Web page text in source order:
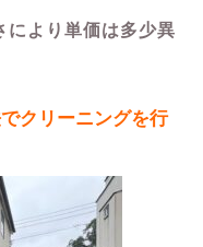
により単価は多少異
クリーニングを行